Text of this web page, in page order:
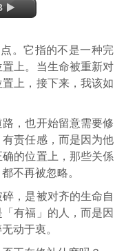
。它指的不是一种完
上。当生命被重新对
上，接下来，我该如
，也开始留意需要修
责任感，而是因为他
的位置上，那些关係
不再被忽略。
，是被对齐的生命自
有福」的人，而是因
动于衷。